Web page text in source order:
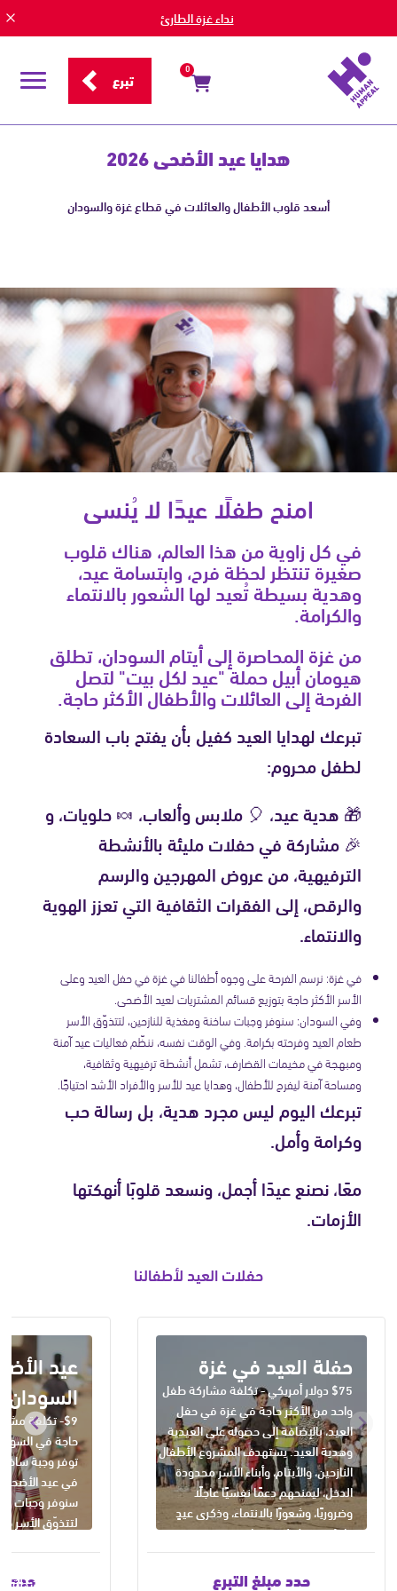
نداء غزة الطارئ
حفلات
0 تبرع
قائمة
هدايا عيد الأضحى 2026
أسعد قلوب الأطفال والعائلات في قطاع غزة والسودان
امنح طفلًا عيدًا لا يُنسى
في كل زاوية من هذا العالم، هناك قلوب
صغيرة تنتظر لحظة فرح، وابتسامة عيد،
وهدية بسيطة تُعيد لها الشعور بالانتماء
والكرامة.
من غزة المحاصرة إلى أيتام السودان، تطلق
هيومان أبيل حملة "عيد لكل بيت" لتصل
الفرحة إلى العائلات والأطفال الأكثر حاجة.
تبرعك لهدايا العيد كفيل بأن يفتح باب السعادة
لطفل محروم:
🎁 هدية عيد، 🎈 ملابس وألعاب، 🍬 حلويات، و
🎉 مشاركة في حفلات مليئة بالأنشطة
الترفيهية، من عروض المهرجين والرسم
والرقص، إلى الفقرات الثقافية التي تعزز الهوية
والانتماء.
في غزة: نرسم الفرحة على وجوه أطفالنا في غزة في حفل العيد وعلى
الأسر الأكثر حاجة بتوزيع قسائم المشتريات لعيد الأضحى.
وفي السودان: سنوفر وجبات ساخنة ومغذية للنازحين، لتتذوّق الأسر
طعام العيد وفرحته بكرامة. وفي الوقت نفسه، ننظّم فعاليات عيد آمنة
ومبهجة في مخيمات القضارف، تشمل أنشطة ترفيهية وثقافية،
ومساحة آمنة ليفرح للأطفال، وهدايا عيد للأسر والأفراد الأشد احتياجًا.
تبرعك اليوم ليس مجرد هدية، بل رسالة حب
وكرامة وأمل.
معًا، نصنع عيدًا أجمل، ونسعد قلوبًا أنهكتها
الأزمات.
حفلات العيد لأطفالنا
حفلة العيد في غزة
$75 دولار أمريكي - تكلفة مشاركة طفل
واحد من الأكثر حاجة في غزة في حفل
العيد، بالإضافة إلى حصوله على العيدية
وهدية العيد. يستهدف المشروع الأطفال
النازحين، والأيتام، وأبناء الأسر محدودة
الدخل، ليمنحهم دعمًا نفسيًا عاجلًا
وضروريًا، وشعورًا بالانتماء، وذكرى عيدٍ
دافئة وسط ظروفٍ قاسية.
حدد مبلغ التبرع
عيد
السودان
$9- تكلفة
توفر وجبة
في عيد
سنوفر وجبات
لتتذوّق الأسر
تشمل أنشطة
حدد